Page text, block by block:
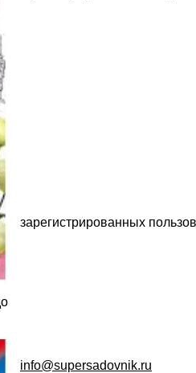
зарегистрированных
info@supersadovnik.ru